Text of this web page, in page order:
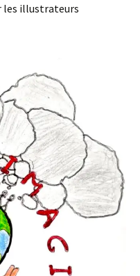
les illustrateurs